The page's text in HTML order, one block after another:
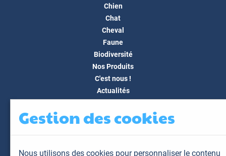
Chien
Chat
Cheval
Faune
Biodiversité
Nos Produits
C'est nous !
Actualités
FAQ
Mon espace
Gestion des cookies
Nous utilisons des cookies pour personnaliser le contenu